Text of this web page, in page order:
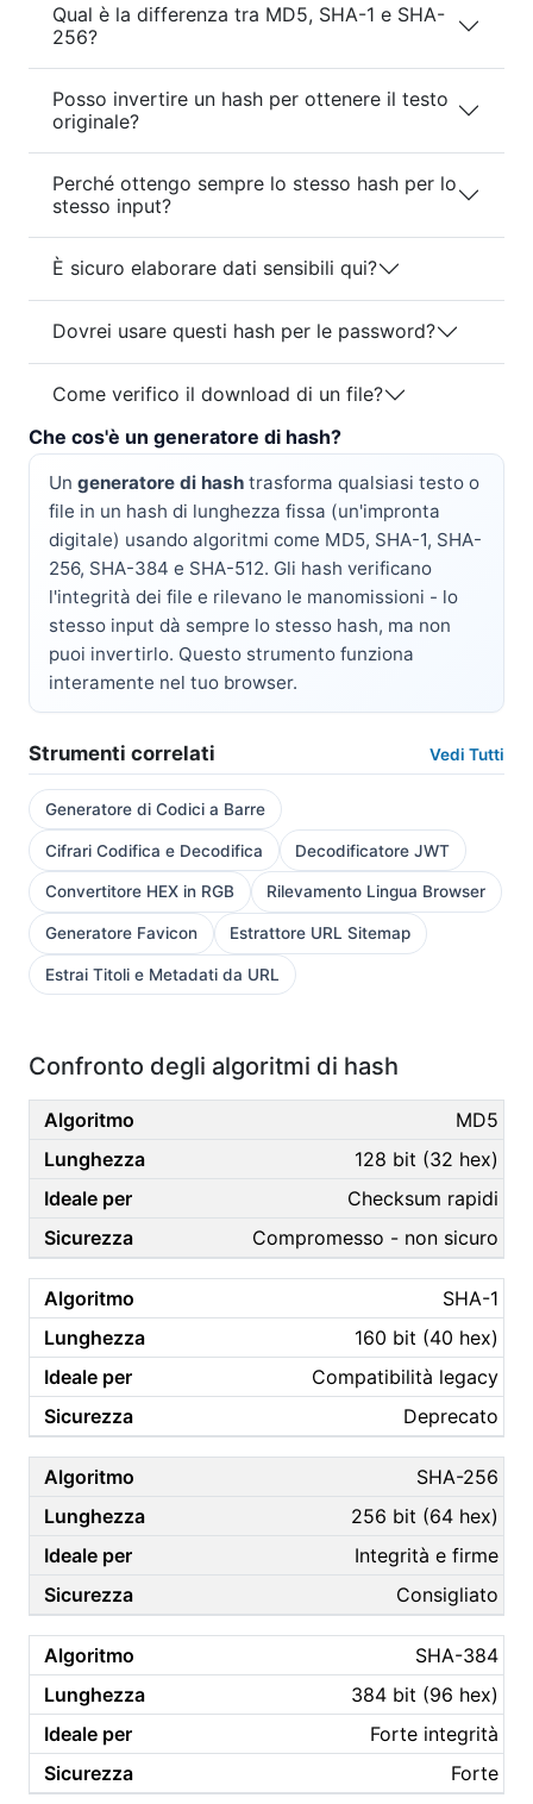
Qual è la differenza tra MD5, SHA-1 e SHA-
256?
Posso invertire un hash per ottenere il testo
originale?
Perché ottengo sempre lo stesso hash per lo
stesso input?
È sicuro elaborare dati sensibili qui?
Dovrei usare questi hash per le password?
Come verifico il download di un file?
Che cos'è un generatore di hash?
Un generatore di hash trasforma qualsiasi testo o
file in un hash di lunghezza fissa (un'impronta
digitale) usando algoritmi come MD5, SHA-1, SHA-
256, SHA-384 e SHA-512. Gli hash verificano
l'integrità dei file e rilevano le manomissioni - lo
stesso input dà sempre lo stesso hash, ma non
puoi invertirlo. Questo strumento funziona
interamente nel tuo browser.
Strumenti correlati Vedi Tutti
Generatore di Codici a Barre
Cifrari Codifica e Decodifica Decodificatore JWT
Convertitore HEX in RGB Rilevamento Lingua Browser
Generatore Favicon Estrattore URL Sitemap
Estrai Titoli e Metadati da URL
Confronto degli algoritmi di hash
MD5
128 bit (32 hex)
Checksum rapidi
Compromesso - non sicuro
SHA-1
160 bit (40 hex)
Compatibilità legacy
Deprecato
SHA-256
256 bit (64 hex)
Integrità e firme
Consigliato
SHA-384
384 bit (96 hex)
Forte integrità
Forte